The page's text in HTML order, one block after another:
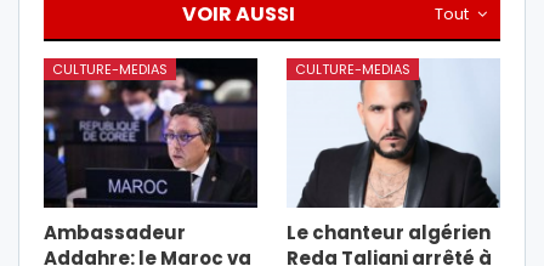
Tout
VOIR AUSSI
CULTURE-MEDIAS
Ambassadeur
Addahre: le Maroc va
CULTURE-MEDIAS
Le chanteur algérien
Reda Taliani arrêté à